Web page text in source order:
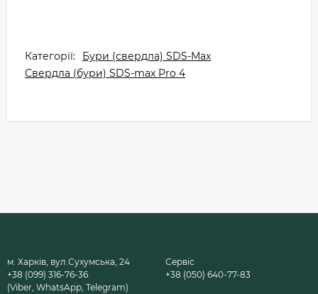
Категорії:
Бури (свердла) SDS-Max
Свердла (бури) SDS-max Pro 4
м. Харків, вул.Сухумська, 24
+38 (099) 316-76-36
(Viber, WhatsApp, Telegram)
Сервіс
+38 (050) 640-77-83